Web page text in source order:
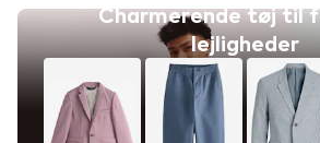
Charmerende tøj til
lejligheder